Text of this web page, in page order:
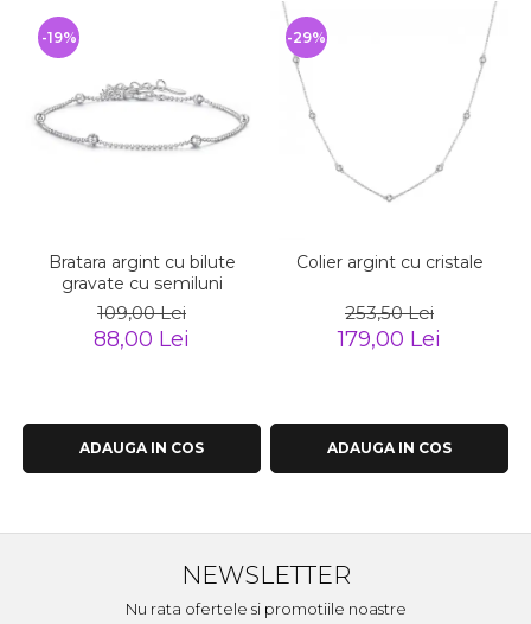
Bratara argint cu bilute
gravate cu semiluni
109,00 Lei
88,00 Lei
-19%
ADAUGA IN COS
Colier argint cu cristale
253,50 Lei
179,00 Lei
-29%
ADAUGA IN COS
NEWSLETTER
Nu rata ofertele si promotiile noastre